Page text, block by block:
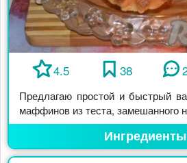
4.5 38
Предлагаю простой и быстрый
маффинов из теста, замешанного
Ингредиенты